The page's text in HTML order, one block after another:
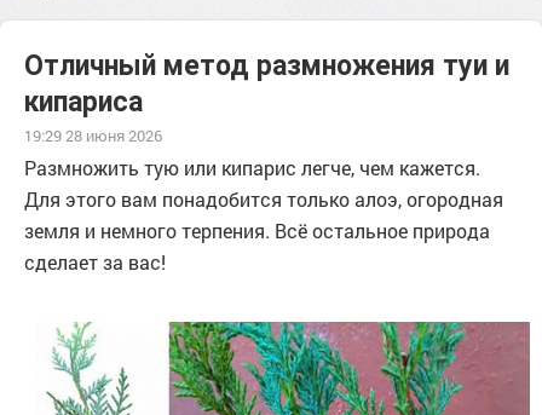
Отличный метод размножения туи и
кипариса
19:29 28 июня 2026
Размножить тую или кипарис легче, чем кажется.
Для этого вам понадобится только алоэ, огородная
земля и немного терпения. Всё остальное природа
сделает за вас!